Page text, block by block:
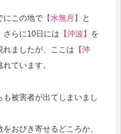
にこの地で 【水無月】
と
さらに10日には 【沖波】
を
れましたが、ここは 【沖
ています。
被害者が出てしまいまし
おびき寄せるどころか、